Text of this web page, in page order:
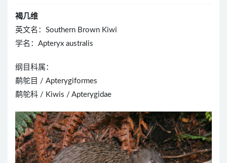
褐几维
英文名：Southern Brown Kiwi
学名：Apteryx australis
纲目科属：
鹬鸵目 / Apterygiformes
鹬鸵科 / Kiwis / Apterygidae